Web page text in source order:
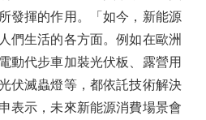
發揮的作用。「如今，新能源
們生活的各方面。例如在歐洲
動代步車加裝光伏板、露營用
伏滅蟲燈等，都依託技術解決
表示，未來新能源消費場景會